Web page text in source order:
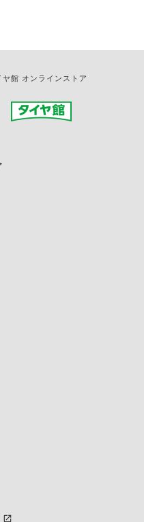
ヤ館 オンラインストア
launch